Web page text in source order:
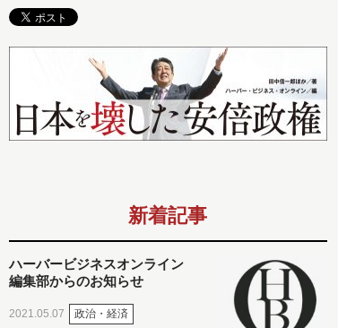
新着記事
ハーバービジネスオンライン
編集部からのお知らせ
2021.05.07 政治・経済